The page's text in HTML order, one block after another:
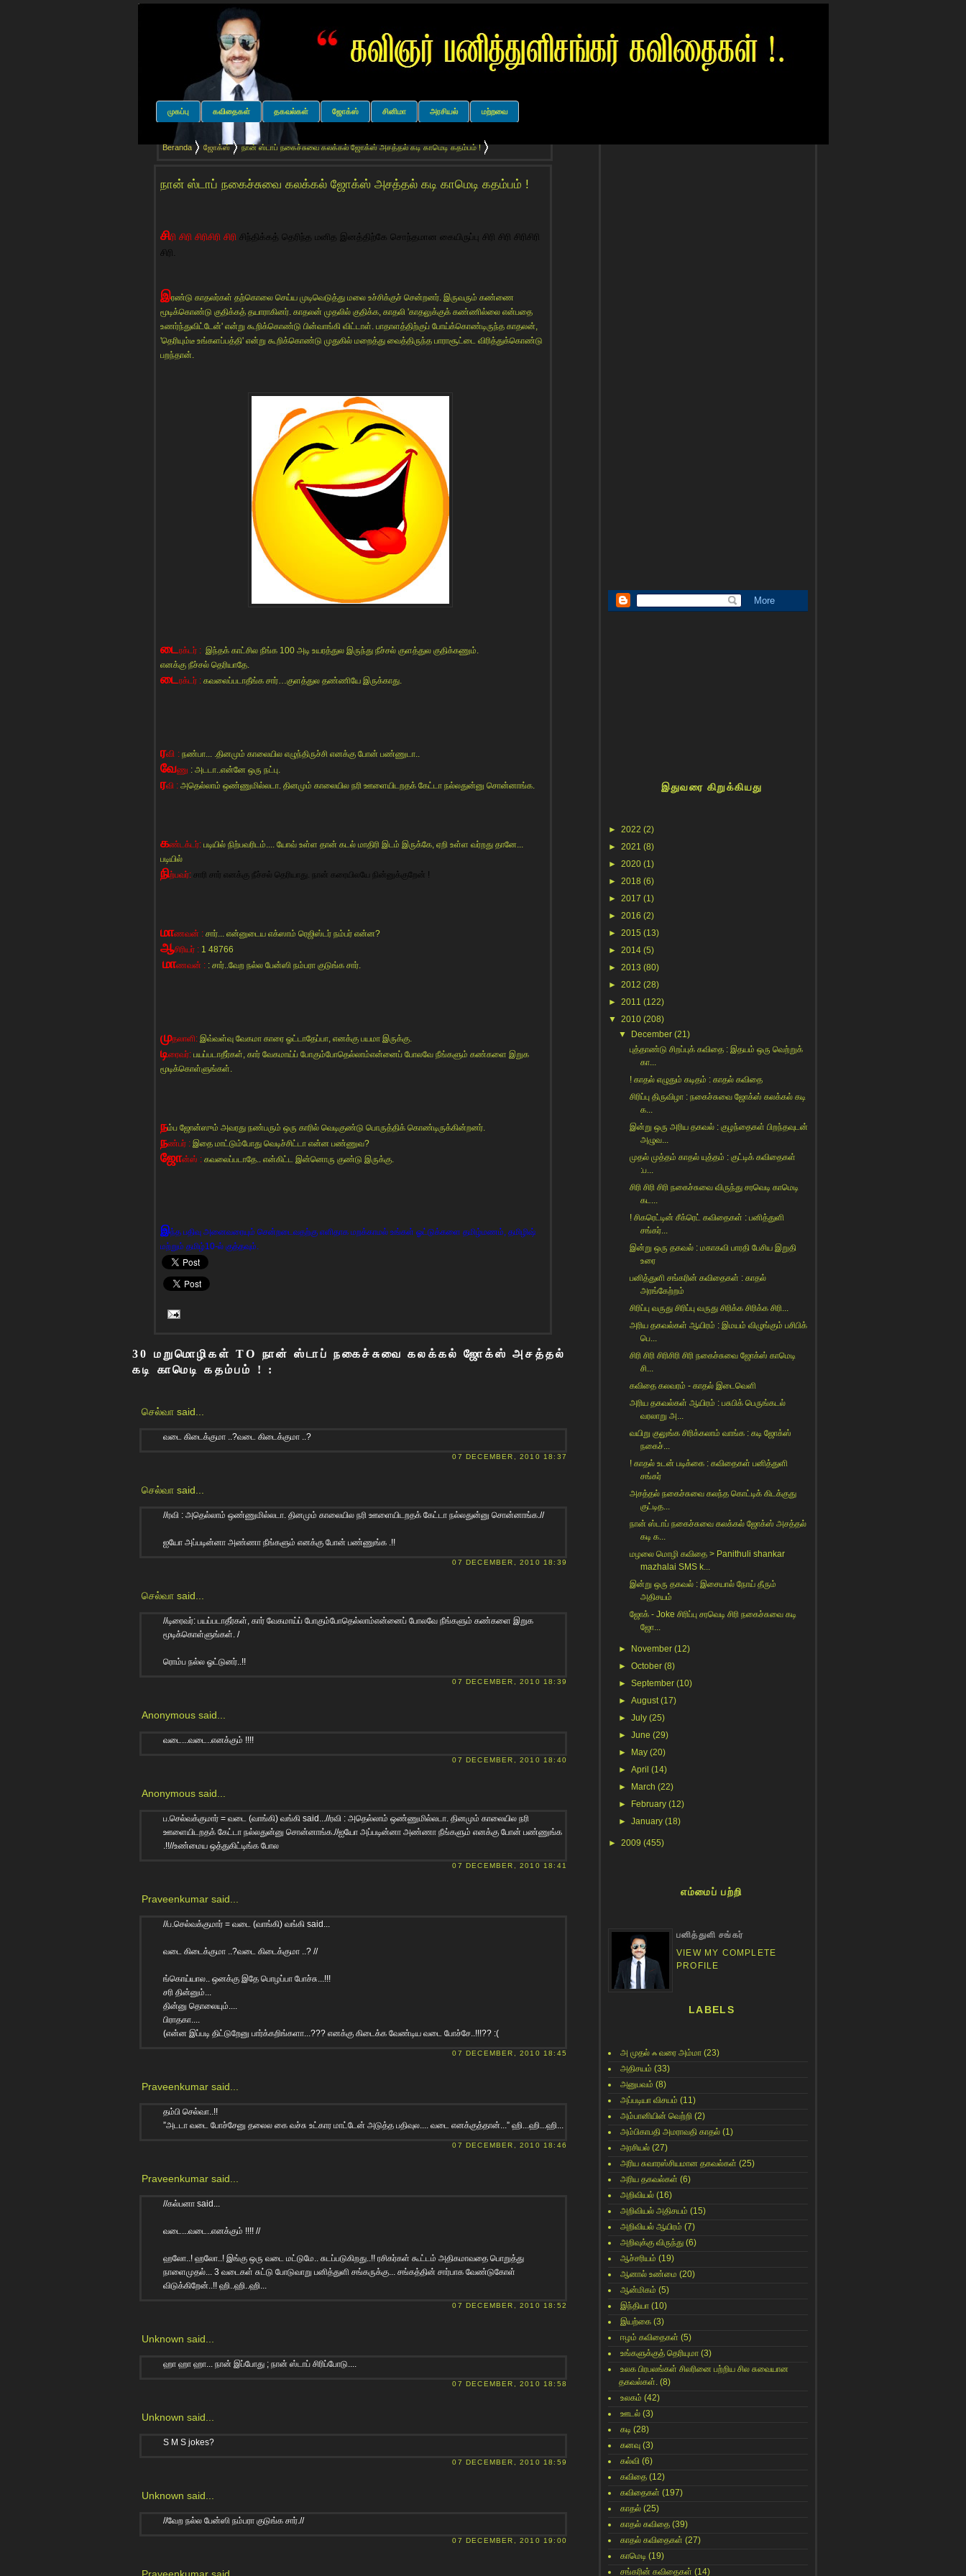
முகப்பு கவிதைகள் தகவல்கள் ஜோக்ஸ் சினிமா அரசியல் மற்றவை
Beranda ஜோக்ஸ் நான் ஸ்டாப் நகைச்சுவை கலக்கல் ஜோக்ஸ் அசத்தல் கடி காமெடி கதம்பம் !
நான் ஸ்டாப் நகைச்சுவை கலக்கல் ஜோக்ஸ் அசத்தல் கடி காமெடி கதம்பம் !
சிரி சிரி சிரிசிரி சிரி சிந்திக்கத் தெரிந்த மனித இனத்திற்கே சொந்தமான கையிருப்பு சிரி சிரி சிரிசிரி
சிரி.
இரண்டு காதலர்கள் தற்கொலை செய்ய முடிவெடுத்து மலை உச்சிக்குச் சென்றனர். இருவரும் கண்ணை
மூடிக்கொண்டு குதிக்கத் தயாராகினர். காதலன் முதலில் குதிக்க, காதலி 'காதலுக்குக் கண்ணில்லை என்பதை
உணர்ந்துவிட்டேன்' என்று கூறிக்கொண்டு பின்வாங்கி விட்டாள். பாதாளத்திற்குப் போய்க்கொண்டிருந்த காதலன்,
'தெரியும்டீ உங்களப்பத்தி' என்று கூறிக்கொண்டு முதுகில் மறைத்து வைத்திருந்த பாராசூட்டை விரித்துக்கொண்டு
பறந்தான்.
டைரக்டர் : இந்தக் காட்சில நீங்க 100 அடி உயரத்துல இருந்து நீச்சல் குளத்துல குதிக்கணும்.
எனக்கு நீச்சல் தெரியாதே.
டைரக்டர் : கவலைப்படாதீங்க சார்…குளத்துல தண்ணியே இருக்காது.
ரவி : நண்பா... .தினமும் காலையில எழுந்திருச்சி எனக்கு போன் பண்ணுடா..
வேணு : அடடா..என்னே ஒரு நட்பு.
ரவி : அதெல்லாம் ஒண்ணுமில்லடா. தினமும் காலையில நரி ஊளையிடறதக் கேட்டா நல்லதுன்னு சொன்னாங்க.
கண்டக்டர்: படியில் நிற்பவரிடம்.... யோவ் உள்ள தான் கடல் மாதிரி இடம் இருக்கே, ஏறி உள்ள வர்றது தானே...
படியில்
நிற்பவர்: சாரி சார் எனக்கு நீச்சல் தெரியாது. நான் கரையிலயே நின்னுக்குறேன் !
மாணவன் : சார்... என்னுடைய எக்ஸாம் ரெஜிஸ்டர் நம்பர் என்ன?
ஆசிரியர் : 1 48766
மாணவன் : : சார்..வேற நல்ல பேன்ஸி நம்பரா குடுங்க சார்.
முதலாளி: இவ்வள்வு வேகமா காரை ஓட்டாதேப்பா, எனக்கு பயமா இருக்கு.
டிரைவர்: பயப்படாதீர்கள், கார் வேகமாய்ப் போகும்போதெல்லாம்என்னைப் போலவே நீங்களும் கண்களை இறுக
மூடிக்கொள்ளுங்கள்.
நம்ப ஜோன்ஸும் அவரது நண்பரும் ஒரு காரில் வெடிகுண்டு பொருத்திக் கொண்டிருக்கின்றனர்.
நண்பர் : இதை மாட்டும்போது வெடிச்சிட்டா என்ன பண்ணுவ?
ஜோன்ஸ் : கவலைப்படாதே.. என்கிட்ட இன்னொரு குண்டு இருக்கு.
இந்த பதிவு அனைவரையும் சென்றடைவதற்கு எளிதாக மறக்காமல் உங்கள் ஓட்டுக்களை தமிழ்மணம், தமிழிஷ்
மற்றும் தமிழ்10-ல் குத்தவும்.
30 மறுமொழிகள் TO நான் ஸ்டாப் நகைச்சுவை கலக்கல் ஜோக்ஸ் அசத்தல்
கடி காமெடி கதம்பம் ! :
செல்வா said...
வடை கிடைக்குமா ..?வடை கிடைக்குமா ..?
07 DECEMBER, 2010 18:37
செல்வா said...
//ரவி : அதெல்லாம் ஒண்ணுமில்லடா. தினமும் காலையில நரி ஊளையிடறதக் கேட்டா நல்லதுன்னு சொன்னாங்க.//
ஐயோ அப்படின்னா அண்ணா நீங்களும் எனக்கு போன் பண்ணுங்க .!!
07 DECEMBER, 2010 18:39
செல்வா said...
//டிரைவர்: பயப்படாதீர்கள், கார் வேகமாய்ப் போகும்போதெல்லாம்என்னைப் போலவே நீங்களும் கண்களை இறுக
மூடிக்கொள்ளுங்கள். /
ரொம்ப நல்ல ஓட்டுனர்..!!
07 DECEMBER, 2010 18:39
Anonymous said...
வடை...வடை..எனக்கும் !!!!
07 DECEMBER, 2010 18:40
Anonymous said...
ப.செல்வக்குமார் = வடை (வாங்கி) வங்கி said...//ரவி : அதெல்லாம் ஒண்ணுமில்லடா. தினமும் காலையில நரி
ஊளையிடறதக் கேட்டா நல்லதுன்னு சொன்னாங்க.//ஐயோ அப்படின்னா அண்ணா நீங்களும் எனக்கு போன் பண்ணுங்க
.!!//உண்மைய ஒத்துகிட்டிங்க போல
07 DECEMBER, 2010 18:41
Praveenkumar said...
//ப.செல்வக்குமார் = வடை (வாங்கி) வங்கி said...
வடை கிடைக்குமா ..?வடை கிடைக்குமா ..? //
ங்கொய்யால.. ஒனக்கு இதே பொழப்பா போச்சு...!!!
சரி தின்னும்...
தின்னு தொலையும்....
பிராதகா....
(என்ன இப்படி திட்டுறேனு பார்க்கறிங்களா...??? எனக்கு கிடைக்க வேண்டிய வடை போச்சே..!!!?? :(
07 DECEMBER, 2010 18:45
Praveenkumar said...
தம்பி செல்வா..!!
”அடடா வடை போச்சேனு தலைல கை வச்சு உட்கார மாட்டேன் அடுத்த பதிவுல.... வடை எனக்குத்தான்...” ஹி...ஹி...ஹி...
07 DECEMBER, 2010 18:46
Praveenkumar said...
//கல்பனா said...
வடை...வடை..எனக்கும் !!!! //
ஹலோ..! ஹலோ..! இங்கு ஒரு வடை மட்டுமே.. சுடப்படுகிறது..!! ரசிகர்கள் கூட்டம் அதிகமாவதை பொறுத்து
நாளைமுதல்... 3 வடைகள் சுட்டு போடுவாறு பனித்துளி சங்கருக்கு... சங்கத்தின் சார்பாக வேண்டுகோள்
விடுக்கிறேன்..!! ஹி..ஹி..ஹி...
07 DECEMBER, 2010 18:52
Unknown said...
ஹா ஹா ஹா... நான் இப்போது ; நான் ஸ்டாப் சிரிப்போடு....
07 DECEMBER, 2010 18:58
Unknown said...
S M S jokes?
07 DECEMBER, 2010 18:59
Unknown said...
//வேற நல்ல பேன்ஸி நம்பரா குடுங்க சார்.//
07 DECEMBER, 2010 19:00
Praveenkumar said...
இதுவரை கிறுக்கியது
► 2022 (2)
► 2021 (8)
► 2020 (1)
► 2018 (6)
► 2017 (1)
► 2016 (2)
► 2015 (13)
► 2014 (5)
► 2013 (80)
► 2012 (28)
► 2011 (122)
▼ 2010 (208)
▼
December (21)
புத்தாண்டு சிறப்புக் கவிதை : இதயம் ஒரு வெற்றுக்
கா...
! காதல் எழுதும் கடிதம் : காதல் கவிதை
சிரிப்பு திருவிழா : நகைச்சுவை ஜோக்ஸ் கலக்கல் கடி
க...
இன்று ஒரு அரிய தகவல் : குழந்தைகள் பிறந்தவுடன்
அழுவ...
முதல் முத்தம் காதல் யுத்தம் : குட்டிக் கவிதைகள்
:ப...
சிரி சிரி சிரி நகைச்சுவை விருந்து சரவெடி காமெடி
கட...
! சிகரெட்டின் சீக்ரெட் கவிதைகள் : பனித்துளி
சங்கர்...
இன்று ஒரு தகவல் : மகாகவி பாரதி பேசிய இறுதி
உரை
பனித்துளி சங்கரின் கவிதைகள் : காதல்
அரங்கேற்றம்
சிரிப்பு வருது சிரிப்பு வருது சிரிக்க சிரிக்க சிரி...
அரிய தகவல்கள் ஆயிரம் : இமயம் விழுங்கும் பசிபிக்
பெ...
சிரி சிரி சிரிசிரி சிரி நகைச்சுவை ஜோக்ஸ் காமெடி
சி...
கவிதை கலவரம் - காதல் இடைவெளி
அரிய தகவல்கள் ஆயிரம் : பசுபிக் பெருங்கடல்
வரலாறு அ...
வயிறு குலுங்க சிரிக்கலாம் வாங்க : கடி ஜோக்ஸ்
நகைச்...
! காதல் உடன் படிக்கை : கவிதைகள் பனித்துளி
சங்கர்
அசத்தல் நகைச்சுவை கலந்த கொட்டிக் கிடக்குது
குட்டித...
நான் ஸ்டாப் நகைச்சுவை கலக்கல் ஜோக்ஸ் அசத்தல்
கடி க...
மழலை மொழி கவிதை > Panithuli shankar
mazhalai SMS k...
இன்று ஒரு தகவல் : இசையால் நோய் தீரும்
அதிசயம்
ஜோக் - Joke சிரிப்பு சரவெடி சிரி நகைச்சுவை கடி
ஜோ...
► November (12)
►October (8)
►September (10)
►August (17)
►July (25)
►June (29)
►
May (20)
►April (14)
►
March (22)
►
February (12)
►January (18)
► 2009 (455)
எம்மைப் பற்றி
பனித்துளி சங்கர்
VIEW MY COMPLETE
PROFILE
LABELS
அ முதல் ஃ வரை அம்மா (23)
அதிசயம் (33)
அனுபவம் (8)
அப்படியா விசயம் (11)
அம்பானியின் வெற்றி (2)
அம்பிகாபதி அமராவதி காதல் (1)
அரசியல் (27)
அரிய சுவாரஸ்சியமான தகவல்கள் (25)
அரிய தகவல்கள் (6)
அறிவியல் (16)
அறிவியல் அதிசயம் (15)
அறிவியல் ஆயிரம் (7)
அறிவுக்கு விருந்து (6)
ஆச்சரியம் (19)
ஆனால் உண்மை (20)
ஆன்மிகம் (5)
இந்தியா (10)
இயற்கை (3)
ஈழம் கவிதைகள் (5)
உங்களுக்குத் தெரியுமா (3)
உலக பிரபலங்கள் சிலரினை பற்றிய சில சுவையான
தகவல்கள். (8)
உலகம் (42)
ஊடல் (3)
கடி (28)
கனவு (3)
கல்வி (6)
கவிதை (12)
கவிதைகள் (197)
காதல் (25)
காதல் கவிதை (39)
காதல் கவிதைகள் (27)
காமெடி (19)
சங்கரின் கவிதைகள் (14)